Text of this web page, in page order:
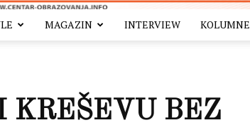
MAGAZIN INTERVIEW KOLUMNE
KREŠEVU BEZ